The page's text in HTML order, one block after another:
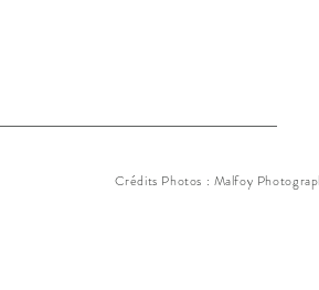
Crédits Photos : Malfoy